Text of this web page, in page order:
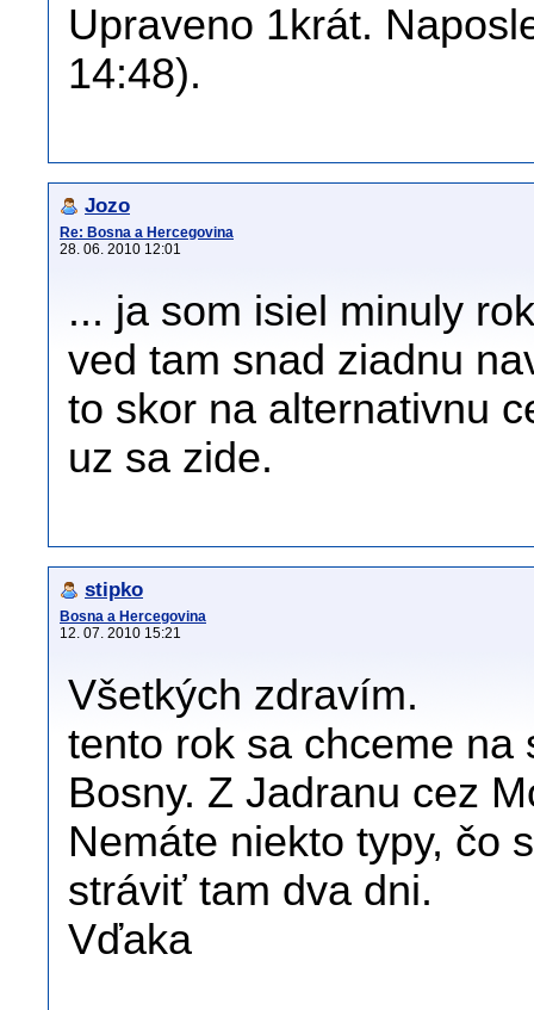
Upraveno 1krát.
14:48).
Jozo
Re: Bosna a Hercegovina
28. 06. 2010 12:01
... ja som isiel minuly
ved tam snad ziadnu
to skor na alternativnu
uz sa zide.
stipko
Bosna a Hercegovina
12. 07. 2010 15:21
Všetkých zdravím.
tento rok sa chceme
Bosny. Z Jadranu cez
Nemáte niekto typy, čo
stráviť tam dva dni.
Vďaka